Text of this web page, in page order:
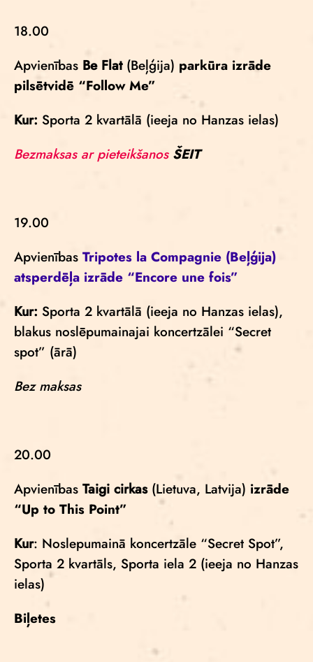
18.00
Apvienības Be Flat(Beļģija) parkūra izrāde
pilsētvidē “Follow Me”
Kur: Sporta 2 kvartālā (ieeja no Hanzas ielas)
Bezmaksas ar pieteikšanos ŠEIT
19.00
Apvienības Tripotes la Compagnie (Beļģija)
atsperdēļa izrāde “Encore une fois”
Kur: Sporta 2 kvartālā (ieeja no Hanzas ielas),
blakus noslēpumainajai koncertzālei “Secret
spot” (ārā)
Bez maksas
20.00
Apvienības Taigi cirkas(Lietuva, Latvija) izrāde
“Up to This Point”
Kur: Noslepumainā koncertzāle “Secret Spot”,
Sporta 2 kvartāls, Sporta iela 2 (ieeja no Hanzas
ielas)
Biļetes